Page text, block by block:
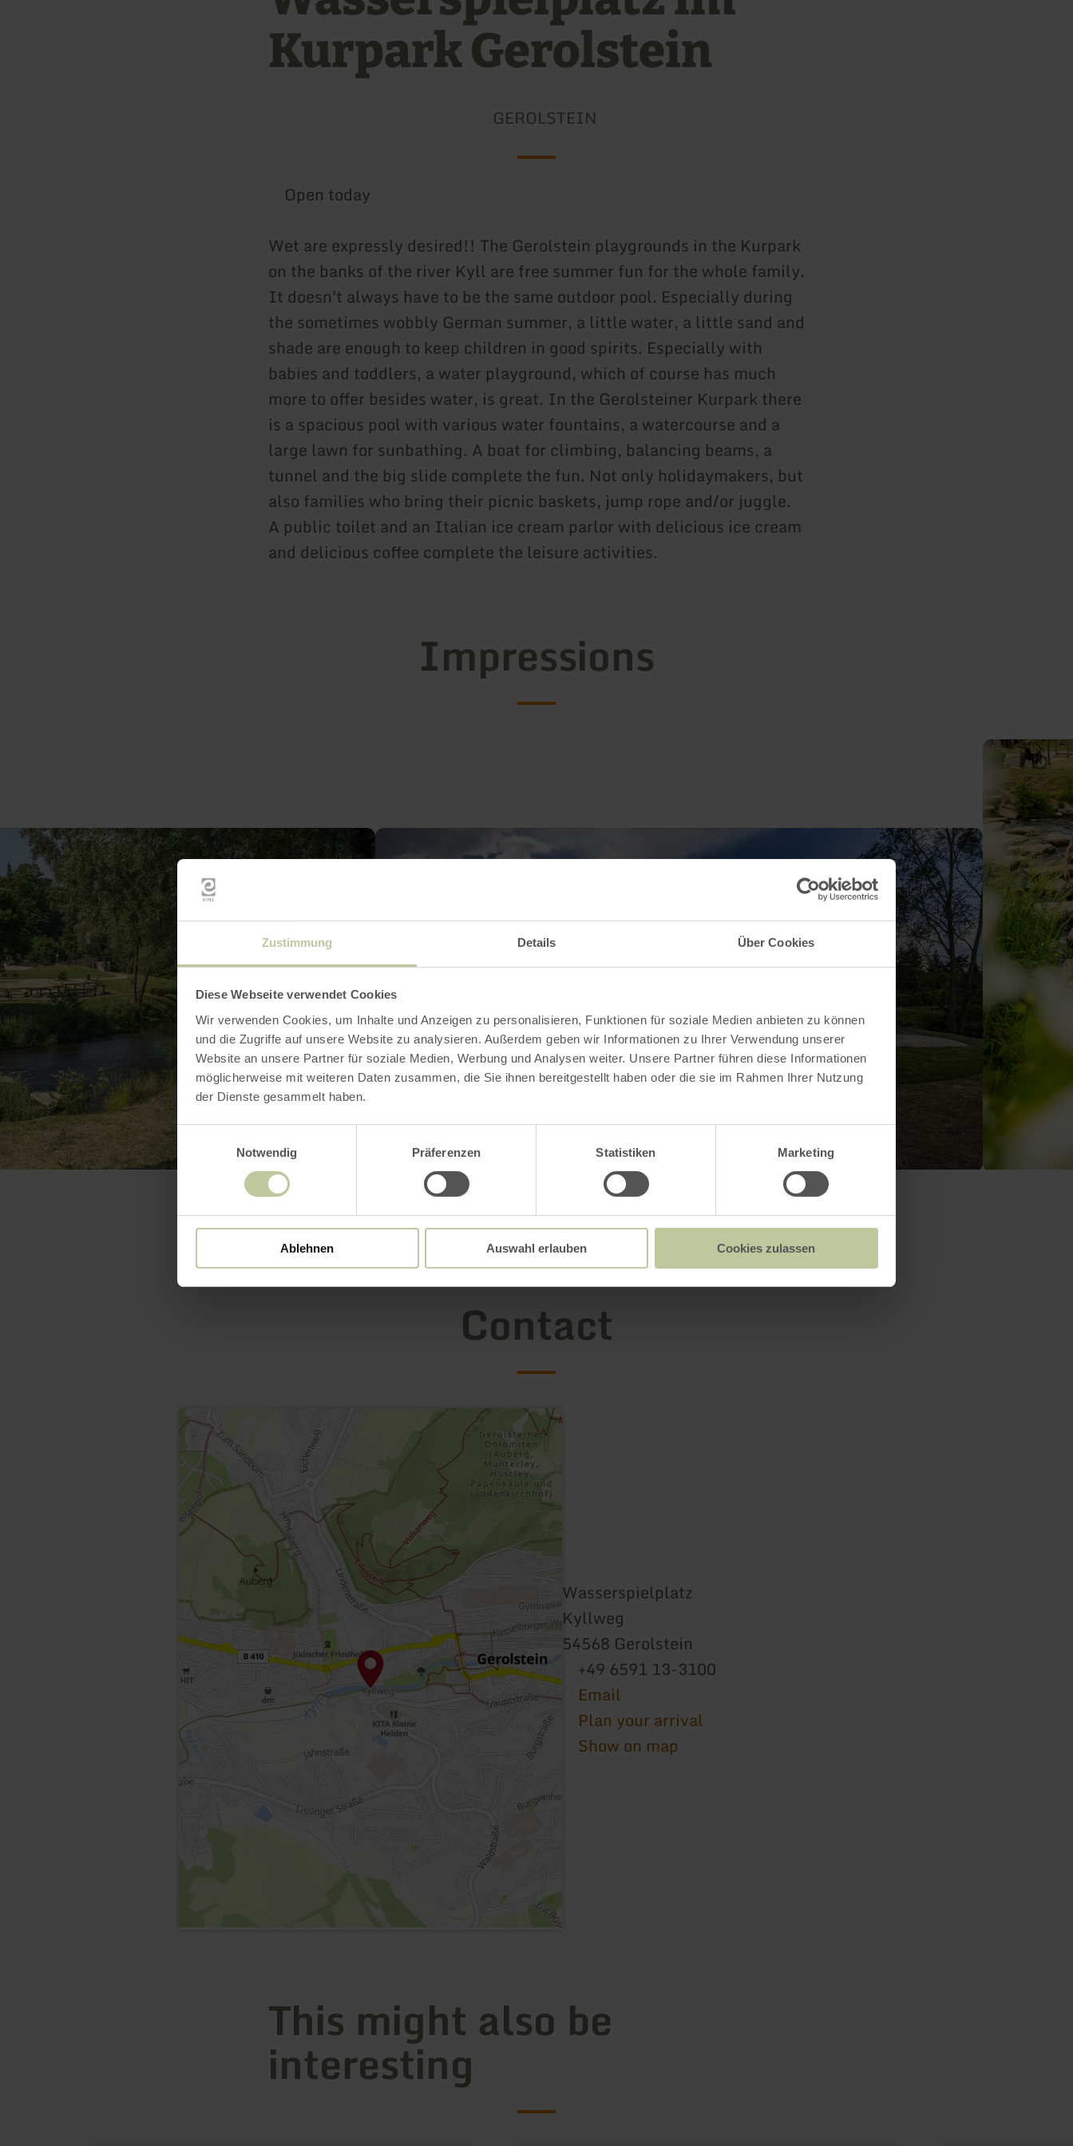
Zustimmung Details Über Cookies
Diese Webseite verwendet Cookies
Wir verwenden Cookies, um Inhalte und Anzeigen zu personalisieren, Funktionen für soziale Medien anbieten zu können
und die Zugriffe auf unsere Website zu analysieren. Außerdem geben wir Informationen zu Ihrer Verwendung unserer
Website an unsere Partner für soziale Medien, Werbung und Analysen weiter. Unsere Partner führen diese Informationen
möglicherweise mit weiteren Daten zusammen, die Sie ihnen bereitgestellt haben oder die sie im Rahmen Ihrer Nutzung
der Dienste gesammelt haben.
Notwendig
Präferenzen Statistiken Marketing
Ablehnen Auswahl erlauben Cookies zulassen
Kurpark Gerolstein
GEROLSTEIN
Open today
Wet are expressly desired!! The Gerolstein playgrounds in the Kurpark
on the banks of the river Kyll are free summer fun for the whole family.
It doesn't always have to be the same outdoor pool. Especially during
the sometimes wobbly German summer, a little water, a little sand and
shade are enough to keep children in good spirits. Especially with
babies and toddlers, a water playground, which of course has much
more to offer besides water, is great. In the Gerolsteiner Kurpark there
is a spacious pool with various water fountains, a watercourse and a
large lawn for sunbathing. A boat for climbing, balancing beams, a
tunnel and the big slide complete the fun. Not only holidaymakers, but
also families who bring their picnic baskets, jump rope and/or juggle.
A public toilet and an Italian ice cream parlor with delicious ice cream
and delicious coffee complete the leisure activities.
Impressions
Open gallery
Contact
Wasserspielplatz
Kyllweg
54568 Gerolstein
+49 6591 13-3100
Email
Plan your arrival
Show on map
This might also be
interesting